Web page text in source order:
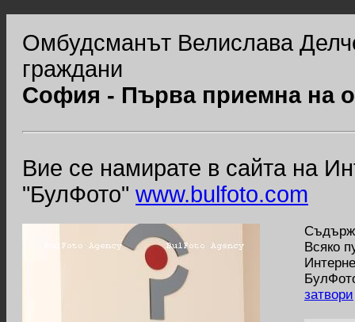
Омбудсманът Велислава
граждани
София - Първа приемна на
Вие се намирате в сайта на
"БулФото" www.bulfoto.com
Всяко
затвори